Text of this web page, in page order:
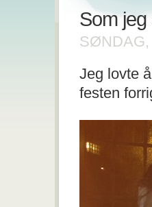
Som jeg
SØNDAG,
Jeg lovte
festen